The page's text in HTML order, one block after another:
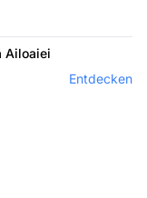
Ailoaiei
Entdecken